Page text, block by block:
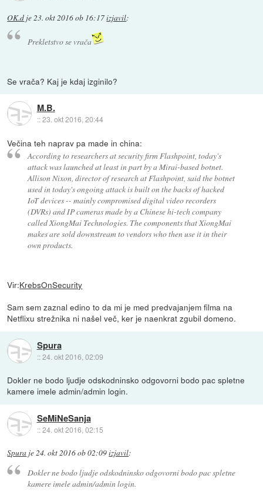
OK.d je23. okt 2016 ob 16:17izjavil:
Prekletstvo se vrača
Se vrača? Kaj je kdaj izginilo?
M.B.
::23. okt 2016, 20:44
Večina teh naprav pa made in china:
According to researchers at security firm Flashpoint, today's
attack was launched at least in part by a Mirai-based botnet.
Allison Nixon, director of research at Flashpoint, said the botnet
used in today's ongoing attack is built on the backs of hacked
IoT devices -- mainly compromised digital video recorders
(DVRs) and IP cameras made by a Chinese hi-tech company
called XiongMai Technologies. The components that XiongMai
makes are sold downstream to vendors who then use it in their
own products.
Vir:KrebsOnSecurity
Sam sem zaznal edino to da mi je med predvajanjem filma na
Netflixu strežnika ni našel več, ker je naenkrat zgubil domeno.
Spura
::24. okt 2016, 02:09
Dokler ne bodo ljudje odskodninsko odgovorni bodo pac spletne
kamere imele admin/admin login.
SeMiNeSanja
::24. okt 2016, 02:15
Spura je24. okt 2016 ob 02:09izjavil:
Dokler ne bodo ljudje odskodninsko odgovorni bodo pac spletne
kamere imele admin/admin login.